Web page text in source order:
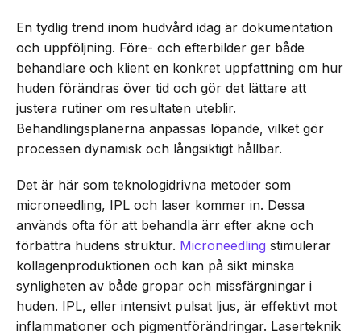
En tydlig trend inom hudvård idag är dokumentation
och uppföljning. Före- och efterbilder ger både
behandlare och klient en konkret uppfattning om hur
huden förändras över tid och gör det lättare att
justera rutiner om resultaten uteblir.
Behandlingsplanerna anpassas löpande, vilket gör
processen dynamisk och långsiktigt hållbar.
Det är här som teknologidrivna metoder som
microneedling, IPL och laser kommer in. Dessa
används ofta för att behandla ärr efter akne och
förbättra hudens struktur. Microneedling stimulerar
kollagenproduktionen och kan på sikt minska
synligheten av både gropar och missfärgningar i
huden. IPL, eller intensivt pulsat ljus, är effektivt mot
inflammationer och pigmentförändringar. Laserteknik